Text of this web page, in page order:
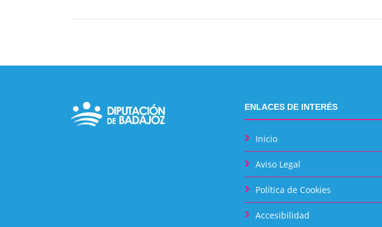
ENLACES DE INTERÉS
Inicio
Aviso Legal
Política de Cookies
Accesibilidad